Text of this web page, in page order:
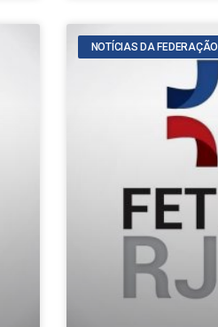
NOTÍCIAS DA FEDERAÇÃO